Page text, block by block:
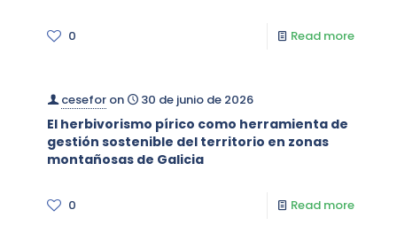
0 Read more
cesefor on 30 de junio de 2026
El herbivorismo pírico como herramienta de
gestión sostenible del territorio en zonas
montañosas de Galicia
0 Read more